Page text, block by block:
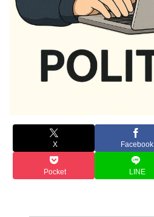
X Facebook
Pocket LINE